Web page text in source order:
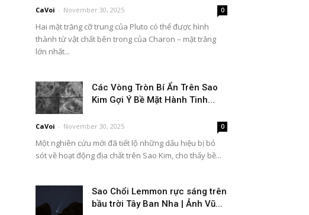
CaVoi - November 30, 2025 0
Hai mặt trăng cỡ trung của Pluto có thể được hình
thành từ vật chất bên trong của Charon – mặt trăng
lớn nhất...
Các Vòng Tròn Bí Ẩn Trên Sao
Kim Gợi Ý Bề Mặt Hành Tinh...
CaVoi - November 30, 2025 0
Một nghiên cứu mới đã tiết lộ những dấu hiệu bị bỏ
sót về hoạt động địa chất trên Sao Kim, cho thấy bề...
Sao Chổi Lemmon rực sáng trên
bầu trời Tây Ban Nha | Ảnh Vũ...